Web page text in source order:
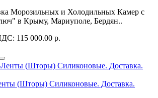
Морозильных и Холодильных Камер с
в Крыму, Мариуполе, Бердян..
115 000.00 р.
(Шторы) Силиконовые. Доставка.